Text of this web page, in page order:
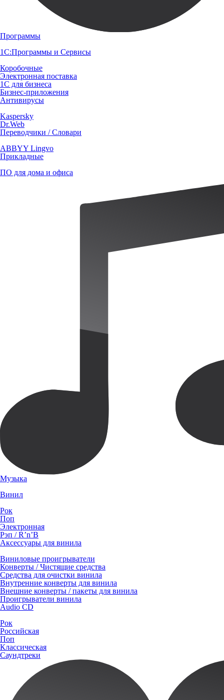
Программы
1С:Программы и Сервисы
Коробочные
Электронная поставка
1С для бизнеса
Бизнес-приложения
Антивирусы
Kaspersky
Dr.Web
Переводчики / Словари
ABBYY Lingvo
Прикладные
ПО для дома и офиса
Музыка
Винил
Рок
Поп
Электронная
Рэп / R’n’B
Аксессуары для винила
Виниловые проигрыватели
Конверты / Чистящие средства
Средства для очистки винила
Внутренние конверты для винила
Внешние конверты / пакеты для винила
Проигрыватели винила
Audio CD
Рок
Российская
Поп
Классическая
Саундтреки